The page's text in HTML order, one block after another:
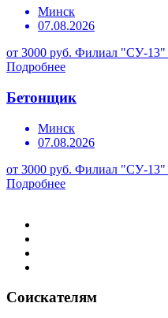
Минск
07.08.2026
от 3000 руб. Филиал "СУ-
Подробнее
Бетонщик
Минск
07.08.2026
от 3000 руб. Филиал "СУ-
Подробнее
Соискателям